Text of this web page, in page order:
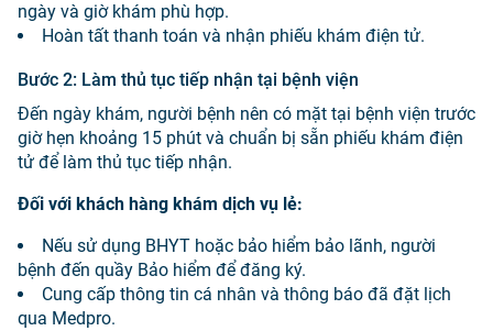
ngày và giờ khám phù hợp.
Hoàn tất thanh toán và nhận phiếu khám điện tử.
Bước 2: Làm thủ tục tiếp nhận tại bệnh viện
Đến ngày khám, người bệnh nên có mặt tại bệnh viện trước
giờ hẹn khoảng 15 phút và chuẩn bị sẵn phiếu khám điện
tử để làm thủ tục tiếp nhận.
Đối với khách hàng khám dịch vụ lẻ:
Nếu sử dụng BHYT hoặc bảo hiểm bảo lãnh, người
bệnh đến quầy Bảo hiểm để đăng ký.
Cung cấp thông tin cá nhân và thông báo đã đặt lịch
qua Medpro.